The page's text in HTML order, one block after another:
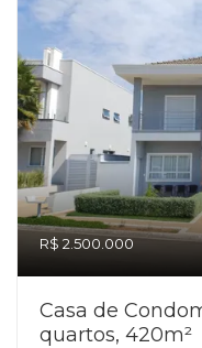
R$ 2.500.000
Casa de
quartos, 420m²